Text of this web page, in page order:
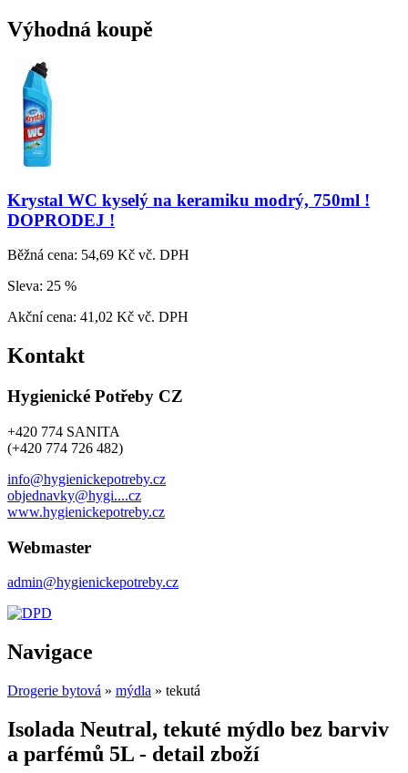
Výhodná koupě
Krystal WC kyselý na keramiku modrý, 750ml !
DOPRODEJ !
Běžná cena: 54,69 Kč vč. DPH
Sleva: 25 %
Akční cena: 41,02 Kč vč. DPH
Kontakt
Hygienické Potřeby CZ
+420 774 SANITA
(+420 774 726 482)
info@hygienickepotreby.cz
objednavky@hygi....cz
www.hygienickepotreby.cz
Webmaster
admin@hygienickepotreby.cz
Navigace
Drogerie bytová » mýdla » tekutá
Isolada Neutral, tekuté mýdlo bez barviv
a parfémů 5L - detail zboží